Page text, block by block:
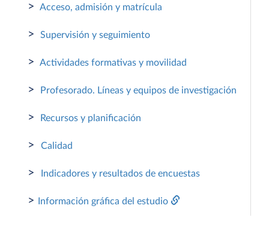
> Acceso, admisión y matrícula
> Supervisión y seguimiento
> Actividades formativas y movilidad
> Profesorado. Líneas y equipos de investigación
> Recursos y planificación
> Calidad
> Indicadores y resultados de encuestas
> Información gráfica del estudio